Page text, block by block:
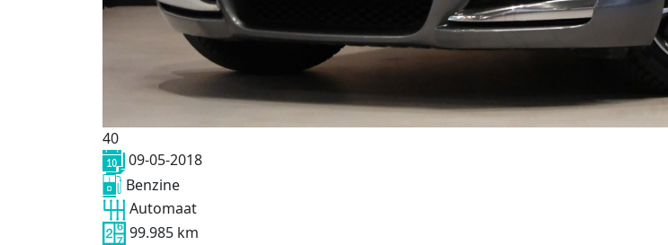
40
09-05-2018
Benzine
Automaat
99.985 km